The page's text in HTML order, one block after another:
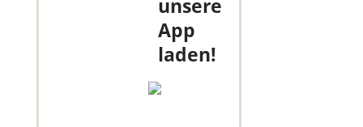
unsere
App
laden!